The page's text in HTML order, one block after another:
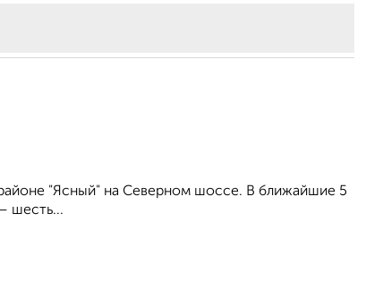
"Ясный" на Северном шоссе. В ближайшие 5
шесть...